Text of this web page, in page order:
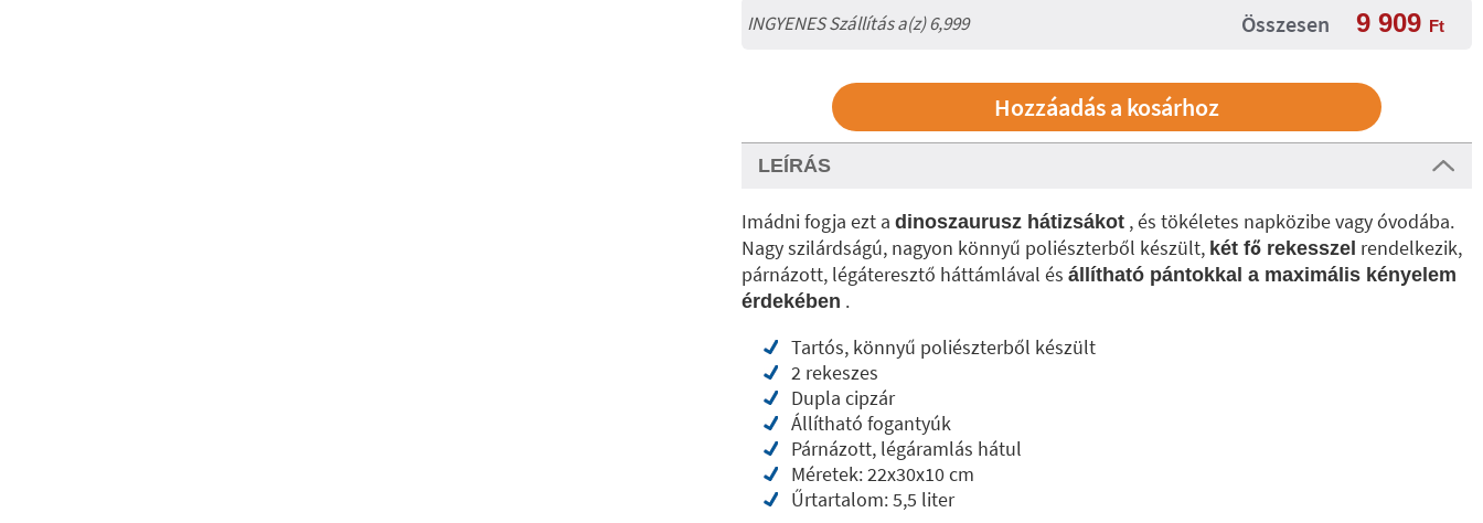
INGYENES Szállítás a(z) 6,999 Összesen 9 909 Ft
LEÍRÁS
Imádni fogja ezt a dinoszaurusz hátizsákot , és tökéletes napközibe vagy óvodába.
Nagy szilárdságú, nagyon könnyű poliészterből készült, két fő rekesszel rendelkezik,
párnázott, légáteresztő háttámlával és állítható pántokkal a maximális kényelem
érdekében .
Tartós, könnyű poliészterből készült
2 rekeszes
Dupla cipzár
Állítható fogantyúk
Párnázott, légáramlás hátul
Méretek: 22x30x10 cm
Űrtartalom: 5,5 liter